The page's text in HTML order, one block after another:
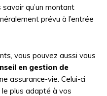
savoir qu’un montant
prévu à l’entrée
vous pouvez aussi vous
en gestion de
assurance-vie. Celui-ci
plus adapté à vos